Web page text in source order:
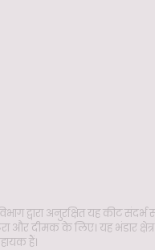
द्वारा अनुरक्षित यह कीट संदर्भ
और दीमक के लिए। यह भंडार
हैं।